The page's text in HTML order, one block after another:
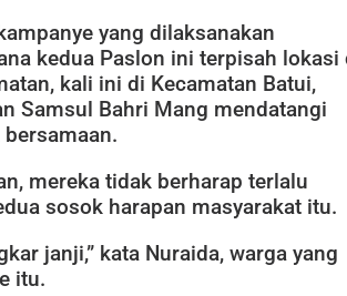
yang dilaksanakan
kedua Paslon ini terpisah lokasi
kali ini di Kecamatan Batui,
Samsul Bahri Mang mendatangi
mereka tidak berharap terlalu
sosok harapan masyarakat itu.
janji,” kata Nuraida, warga yang
itu.